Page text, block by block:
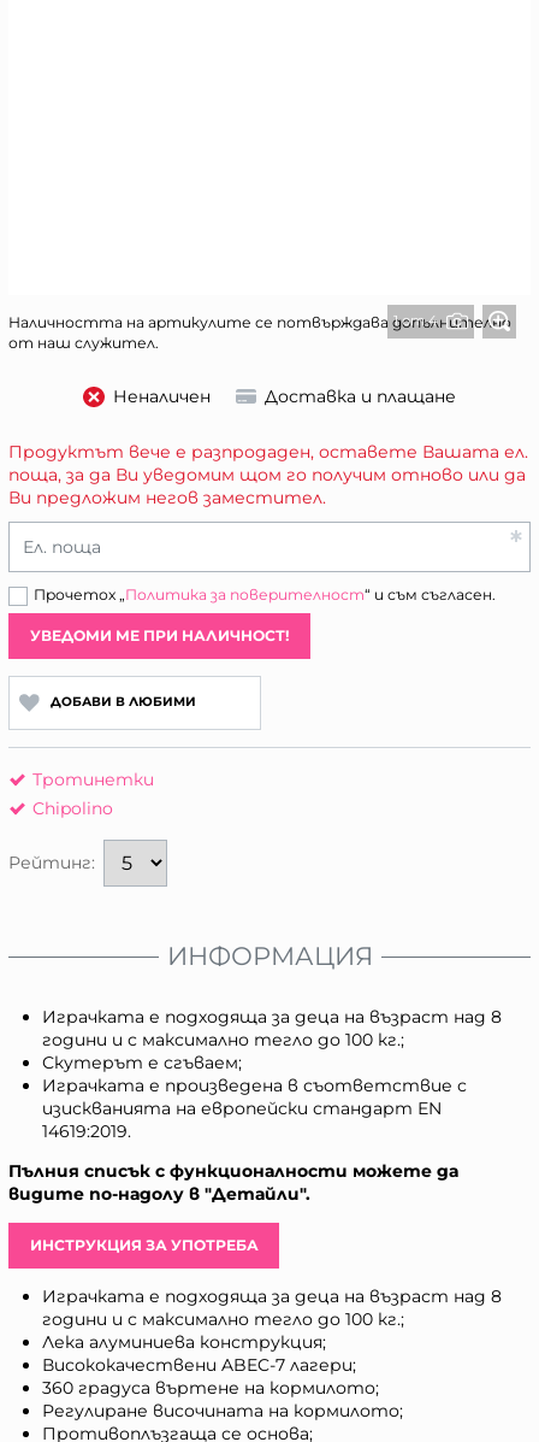
1 от 4
Наличността на артикулите се потвърждава допълнително
от наш служител.
Неналичен Доставка и плащане
Продуктът вече е разпродаден, оставете Вашата ел.
поща, за да Ви уведомим щом го получим отново или да
Ви предложим негов заместител.
Ел. поща
Прочетох „Политика за поверителност“ и съм съгласен.
УВЕДОМИ МЕ ПРИ НАЛИЧНОСТ!
ДОБАВИ В ЛЮБИМИ
Тротинетки
Chipolino
Рейтинг:
ИНФОРМАЦИЯ
Играчката е подходяща за деца на възраст над 8
години и с максимално тегло до 100 кг.;
Скутерът е сгъваем;
Играчката е произведена в съответствие с
изискванията на европейски стандарт ЕN
14619:2019.
Пълния списък с функционалности можете да
видите по-надолу в "Детайли".
ИНСТРУКЦИЯ ЗА УПОТРЕБА
Играчката е подходяща за деца на възраст над 8
години и с максимално тегло до 100 кг.;
Лека алуминиева конструкция;
Висококачествени ABEC-7 лагери;
360 градуса въртене на кормилото;
Регулиране височината на кормилото;
Противоплъзгаща се основа;